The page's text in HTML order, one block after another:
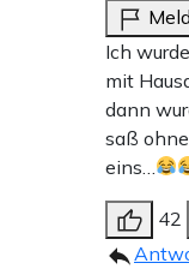
Ich
mit
dann
saß
eins…
42